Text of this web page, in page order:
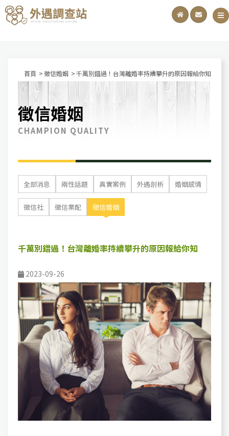
首頁 徵信婚姻 千萬別錯過！台灣離婚率持續攀升的原因報給你知
徵信婚姻
CHAMPION QUALITY
全部消息 兩性話題 真實案例 外遇剖析 婚姻感情
徵信社 徵信業配 徵信婚姻
千萬別錯過！台灣離婚率持續攀升的原因報給你知
2023-09-26